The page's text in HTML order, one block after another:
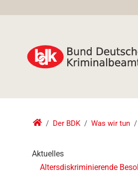
Der BDK Was wir tun
Aktuelles
Altersdiskriminierende